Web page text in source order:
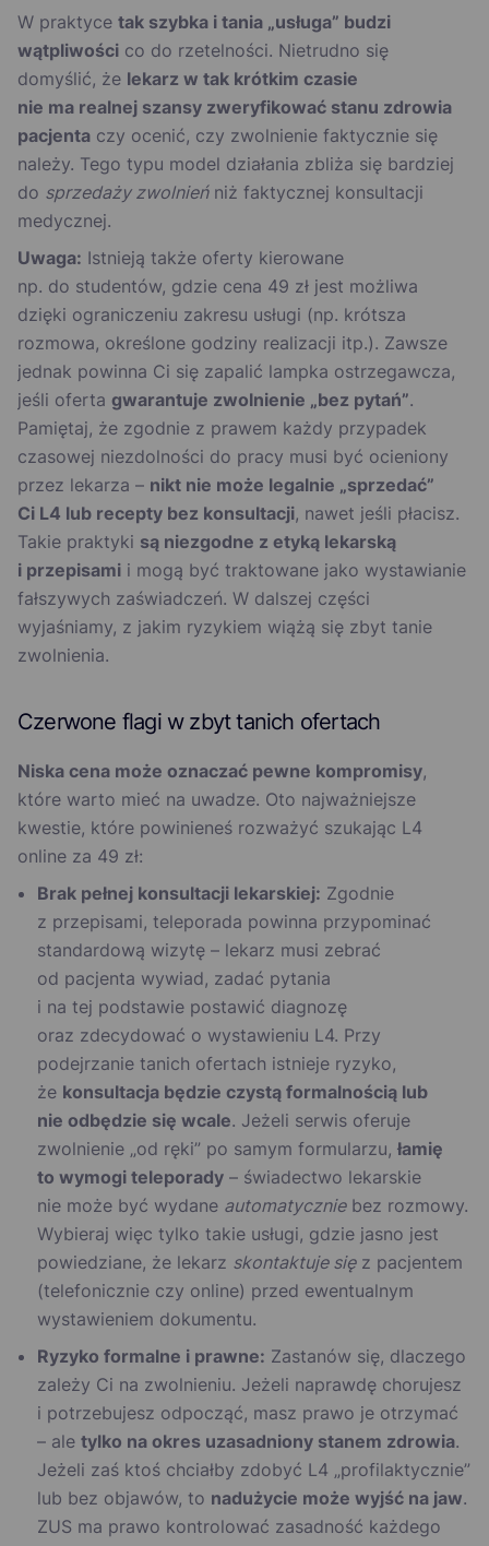
W praktyce tak szybka i tania „usługa” budzi
wątpliwości co do rzetelności. Nietrudno się
domyślić, że lekarz w tak krótkim czasie
nie ma realnej szansy zweryfikować stanu zdrowia
pacjenta czy ocenić, czy zwolnienie faktycznie się
należy. Tego typu model działania zbliża się bardziej
do sprzedaży zwolnieńniż faktycznej konsultacji
medycznej.
Uwaga: Istnieją także oferty kierowane
np. do studentów, gdzie cena 49 zł jest możliwa
dzięki ograniczeniu zakresu usługi (np. krótsza
rozmowa, określone godziny realizacji itp.). Zawsze
jednak powinna Ci się zapalić lampka ostrzegawcza,
jeśli oferta gwarantuje zwolnienie „bez pytań”.
Pamiętaj, że zgodnie z prawem każdy przypadek
czasowej niezdolności do pracy musi być ocieniony
przez lekarza – nikt nie może legalnie „sprzedać”
Ci L4 lub recepty bez konsultacji, nawet jeśli płacisz.
Takie praktyki są niezgodne z etyką lekarską
i przepisami i mogą być traktowane jako wystawianie
fałszywych zaświadczeń. W dalszej części
wyjaśniamy, z jakim ryzykiem wiążą się zbyt tanie
zwolnienia.
Czerwone flagi w zbyt tanich ofertach
Niska cena może oznaczać pewne kompromisy,
które warto mieć na uwadze. Oto najważniejsze
kwestie, które powinieneś rozważyć szukając L4
online za 49 zł:
Brak pełnej konsultacji lekarskiej: Zgodnie
z przepisami, teleporada powinna przypominać
standardową wizytę – lekarz musi zebrać
od pacjenta wywiad, zadać pytania
i na tej podstawie postawić diagnozę
oraz zdecydować o wystawieniu L4. Przy
podejrzanie tanich ofertach istnieje ryzyko,
że konsultacja będzie czystą formalnością lub
nie odbędzie się wcale. Jeżeli serwis oferuje
zwolnienie „od ręki” po samym formularzu, łamię
to wymogi teleporady – świadectwo lekarskie
nie może być wydane automatyczniebez rozmowy.
Wybieraj więc tylko takie usługi, gdzie jasno jest
powiedziane, że lekarz skontaktuje sięz pacjentem
(telefonicznie czy online) przed ewentualnym
wystawieniem dokumentu.
Ryzyko formalne i prawne: Zastanów się, dlaczego
zależy Ci na zwolnieniu. Jeżeli naprawdę chorujesz
i potrzebujesz odpocząć, masz prawo je otrzymać
– ale tylko na okres uzasadniony stanem zdrowia.
Jeżeli zaś ktoś chciałby zdobyć L4 „profilaktycznie”
lub bez objawów, to nadużycie może wyjść na jaw.
ZUS ma prawo kontrolować zasadność każdego